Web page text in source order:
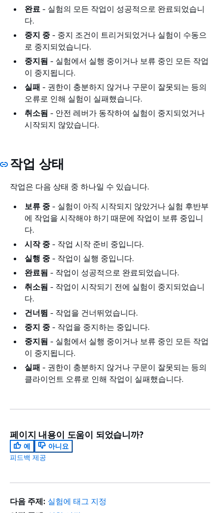
완료 - 실험의 모든 작업이 성공적으로 완료되었습니
다.
중지 중 - 중지 조건이 트리거되었거나 실험이 수동으
로 중지되었습니다.
중지됨 - 실험에서 실행 중이거나 보류 중인 모든 작업
이 중지됩니다.
실패 - 권한이 충분하지 않거나 구문이 잘못되는 등의
오류로 인해 실험이 실패했습니다.
취소됨 - 안전 레버가 동작하여 실험이 중지되었거나
시작되지 않았습니다.
작업 상태
작업은 다음 상태 중 하나일 수 있습니다.
보류 중 - 실험이 아직 시작되지 않았거나 실험 후반부
에 작업을 시작해야 하기 때문에 작업이 보류 중입니
다.
시작 중 - 작업 시작 준비 중입니다.
실행 중 - 작업이 실행 중입니다.
완료됨 - 작업이 성공적으로 완료되었습니다.
취소됨 - 작업이 시작되기 전에 실험이 중지되었습니
다.
건너뜀 - 작업을 건너뛰었습니다.
중지 중 - 작업을 중지하는 중입니다.
중지됨 - 실험에서 실행 중이거나 보류 중인 모든 작업
이 중지됩니다.
실패 - 권한이 충분하지 않거나 구문이 잘못되는 등의
클라이언트 오류로 인해 작업이 실패했습니다.
페이지 내용이 도움이 되었습니까?
예
아니요
피드백 제공
다음 주제: 실험에 태그 지정